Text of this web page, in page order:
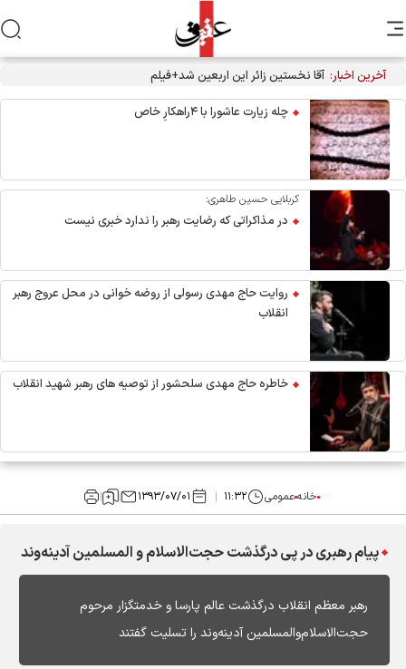
آخرین اخبار: آقا نخستین زائر این اربعین شد+فیلم
چله زیارت عاشورا با ۴راهکارِ خاص
کربلایی حسین طاهری:
در مذاکراتی که رضایت رهبر را ندارد خبری نیست
روایت حاج مهدی رسولی از روضه خوانی در محل عروج رهبر
انقلاب
خاطره حاج مهدی سلحشور از توصیه های رهبر شهید انقلاب
خانهعمومی ۱۱:۳۲ ۱۳۹۳/۰۷/۰۱
پیام رهبری در پی درگذشت حجت‌الاسلام‌ و المسلمین آدینه‌وند
رهبر معظم انقلاب درگذشت عالم پارسا و خدمتگزار مرحوم
حجت‌الاسلام‌والمسلمین آدینه‌وند را تسلیت گفتند